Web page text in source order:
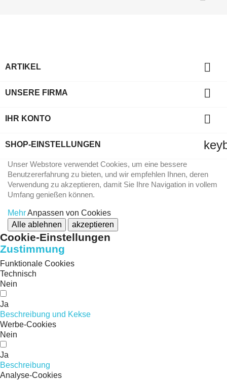
ARTIKEL 
UNSERE FIRMA 
IHR KONTO 
SHOP-EINSTELLUNGEN
Unser Webstore verwendet Cookies, um eine bessere
Benutzererfahrung zu bieten, und wir empfehlen Ihnen, deren
Verwendung zu akzeptieren, damit Sie Ihre Navigation in vollem
Umfang genießen können.
MehrAnpassen von Cookies
Alle ablehnen
akzeptieren
Cookie-Einstellungen
Zustimmung
Funktionale Cookies
Technisch
Nein
Ja
Beschreibung und Kekse
Werbe-Cookies
Nein
Ja
Beschreibung
Analyse-Cookies